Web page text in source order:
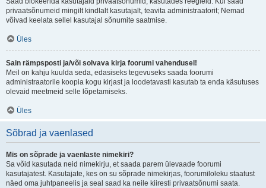
privaatsõnumeid mingilt kindlalt kasutajalt, teavita administraatorit; Nemad
võivad keelata sellel kasutajal sõnumite saatmise.
Üles
Sain rämpsposti ja/või solvava kirja foorumi vahendusel!
Meil on kahju kuulda seda, edasiseks tegevuseks saada foorumi
administraatorile koopia kogu kirjast ja loodetavasti kasutab ta enda käsutuses
olevaid meetmeid selle lõpetamiseks.
Üles
Sõbrad ja vaenlased
Mis on sõprade ja vaenlaste nimekiri?
Sa võid kasutada neid nimekirju, et saada parem ülevaade foorumi
kasutajatest. Kasutajate, kes on su sõprade nimekirjas, foorumiloleku staatust
näed oma juhtpaneelis ja seal saad ka neile kiiresti privaatsõnumi saata.